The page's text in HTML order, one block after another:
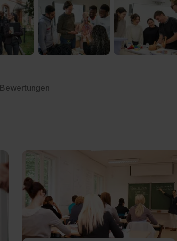
Bewertungen